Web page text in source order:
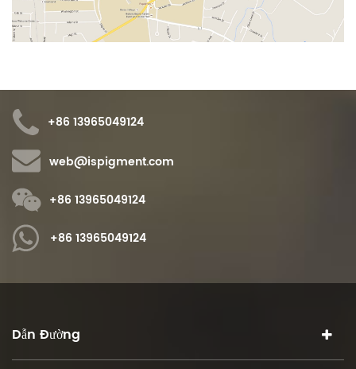
+86 13965049124
web@ispigment.com
+86 13965049124
+86 13965049124
Dẫn Đường